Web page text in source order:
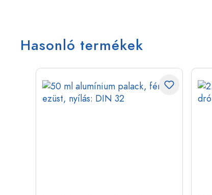
Hasonló termékek